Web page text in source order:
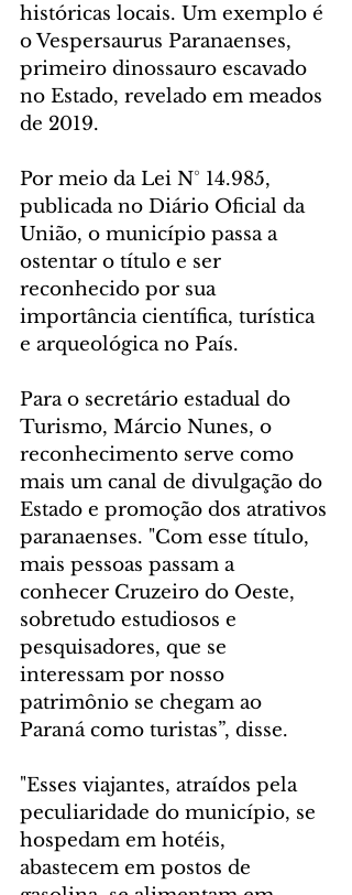
históricas locais. Um exemplo é
o Vespersaurus Paranaenses,
primeiro dinossauro escavado
no Estado, revelado em meados
de 2019.
Por meio da Lei N° 14.985,
publicada no Diário Oficial da
União, o município passa a
ostentar o título e ser
reconhecido por sua
importância científica, turística
e arqueológica no País.
Para o secretário estadual do
Turismo, Márcio Nunes, o
reconhecimento serve como
mais um canal de divulgação do
Estado e promoção dos atrativos
paranaenses. "Com esse título,
mais pessoas passam a
conhecer Cruzeiro do Oeste,
sobretudo estudiosos e
pesquisadores, que se
interessam por nosso
patrimônio se chegam ao
Paraná como turistas”, disse.
"Esses viajantes, atraídos pela
peculiaridade do município, se
hospedam em hotéis,
abastecem em postos de